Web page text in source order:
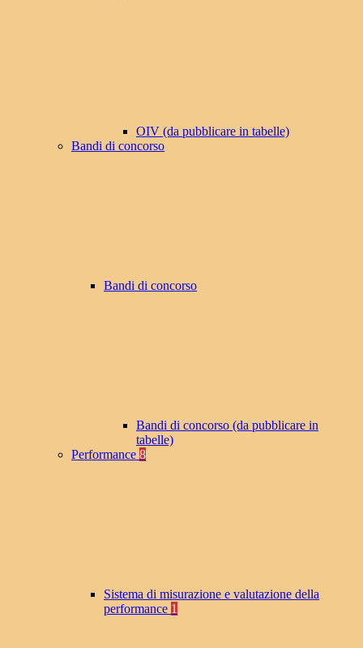
OIV (da pubblicare in tabelle)
Bandi di concorso
Bandi di concorso
Bandi di concorso (da pubblicare in
tabelle)
Performance 8
Sistema di misurazione e valutazione della
performance 1